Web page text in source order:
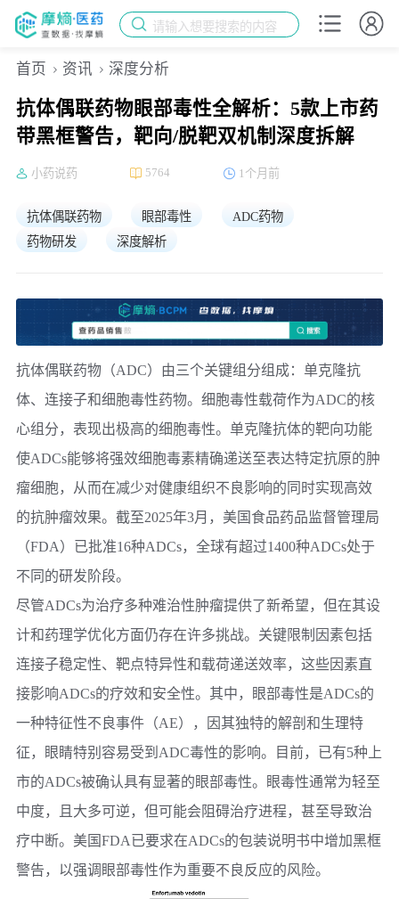
请输入想要搜索的内容
首页 资讯 深度分析
抗体偶联药物眼部毒性全解析：5款上市药
带黑框警告，靶向/脱靶双机制深度拆解
小药说药 5764 1个月前
抗体偶联药物 眼部毒性
ADC药物
药物研发
深度解析
抗体偶联药物（ADC）由三个关键组分组成：单克隆抗
体、连接子和细胞毒性药物。细胞毒性载荷作为ADC的核
心组分，表现出极高的细胞毒性。单克隆抗体的靶向功能
使ADCs能够将强效细胞毒素精确递送至表达特定抗原的肿
瘤细胞，从而在减少对健康组织不良影响的同时实现高效
的抗肿瘤效果。截至2025年3月，美国食品药品监督管理局
（FDA）已批准16种ADCs，全球有超过1400种ADCs处于
不同的研发阶段。
尽管ADCs为治疗多种难治性肿瘤提供了新希望，但在其设
计和药理学优化方面仍存在许多挑战。关键限制因素包括
连接子稳定性、靶点特异性和载荷递送效率，这些因素直
接影响ADCs的疗效和安全性。其中，眼部毒性是ADCs的
一种特征性不良事件（AE），因其独特的解剖和生理特
征，眼睛特别容易受到ADC毒性的影响。目前，已有5种上
市的ADCs被确认具有显著的眼部毒性。眼毒性通常为轻至
中度，且大多可逆，但可能会阻碍治疗进程，甚至导致治
疗中断。美国FDA已要求在ADCs的包装说明书中增加黑框
警告，以强调眼部毒性作为重要不良反应的风险。